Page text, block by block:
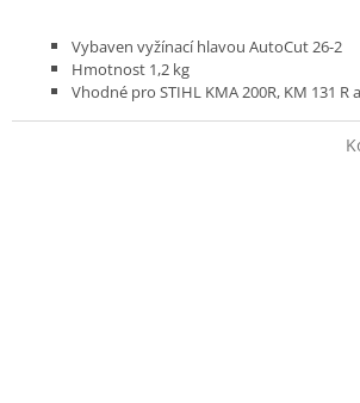
Vybaven vyžínací hlavou AutoCut 26-2
Hmotnost 1,2 kg
Vhodné pro STIHL KMA 200R, KM 131 R